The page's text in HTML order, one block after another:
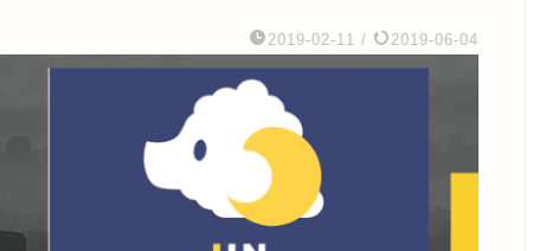
2019-02-11 / 2019-06-04